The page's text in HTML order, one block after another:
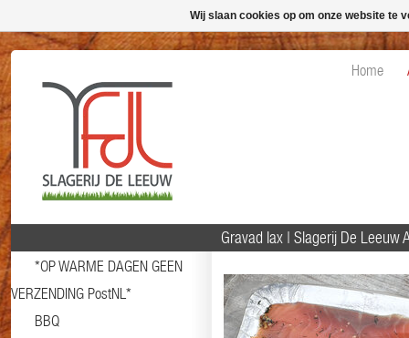
Home
*OP WARME DAGEN GEEN
VERZENDING PostNL*
BBQ
Gravad lax | Slagerij De Leeuw
Wij slaan cookies op om onze website te